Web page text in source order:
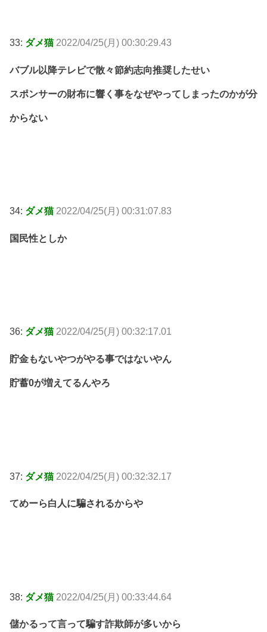
33: ダメ猫 2022/04/25(月) 00:30:29.43
バブル以降テレビで散々節約志向推奨したせい
スポンサーの財布に響く事をなぜやってしまったのかが分
からない
34: ダメ猫 2022/04/25(月) 00:31:07.83
国民性としか
36: ダメ猫 2022/04/25(月) 00:32:17.01
貯金もないやつがやる事ではないやん
貯蓄0が増えてるんやろ
37: ダメ猫 2022/04/25(月) 00:32:32.17
てめーら白人に騙されるからや
38: ダメ猫 2022/04/25(月) 00:33:44.64
儲かるって言って騙す詐欺師が多いから